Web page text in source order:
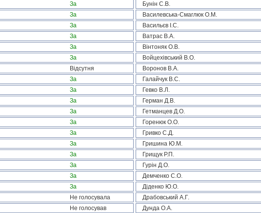
За Бунін С.В.
За Василевська-Смаглюк О.М.
За Васильєв І.С.
За Ватрас В.А.
За Вінтоняк О.В.
За Войцехівський В.О.
Відсутня Воронов В.А.
За Галайчук В.С.
За Гевко В.Л.
За Герман Д.В.
За Гетманцев Д.О.
За Горенюк О.О.
За Гривко С.Д.
За Гришина Ю.М.
За Грищук Р.П.
За Гурін Д.О.
За Демченко С.О.
За Діденко Ю.О.
Не голосувала Драбовський А.Г.
Не голосував Дунда О.А.